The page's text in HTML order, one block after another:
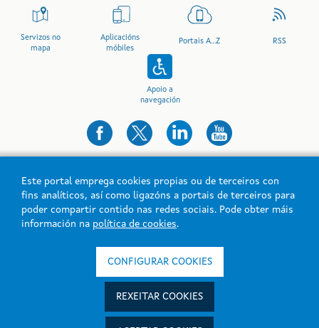
Servizos no
mapa
Aplicacións
móbiles
Portais A...Z RSS
Apoio a
navegación
Xunta de Galicia. Información mantida e publicada na internet pola
Este portal emprega cookies propias ou de terceiros con
fins analíticos, así como ligazóns a portais de terceiros para
poder compartir contido nas redes sociais. Pode obter máis
información na política de cookies.
CONFIGURAR COOKIES
REXEITAR COOKIES